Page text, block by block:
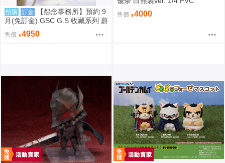
預購 訂金
【怨念事務所】預約 9
月(免訂金) GSC G.S 收藏系列 蔚
藍檔案 渚 花香微笑 1/7 0927
售價 4950
售價 4000